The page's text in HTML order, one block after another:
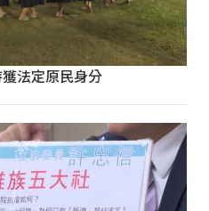
法定原民身分